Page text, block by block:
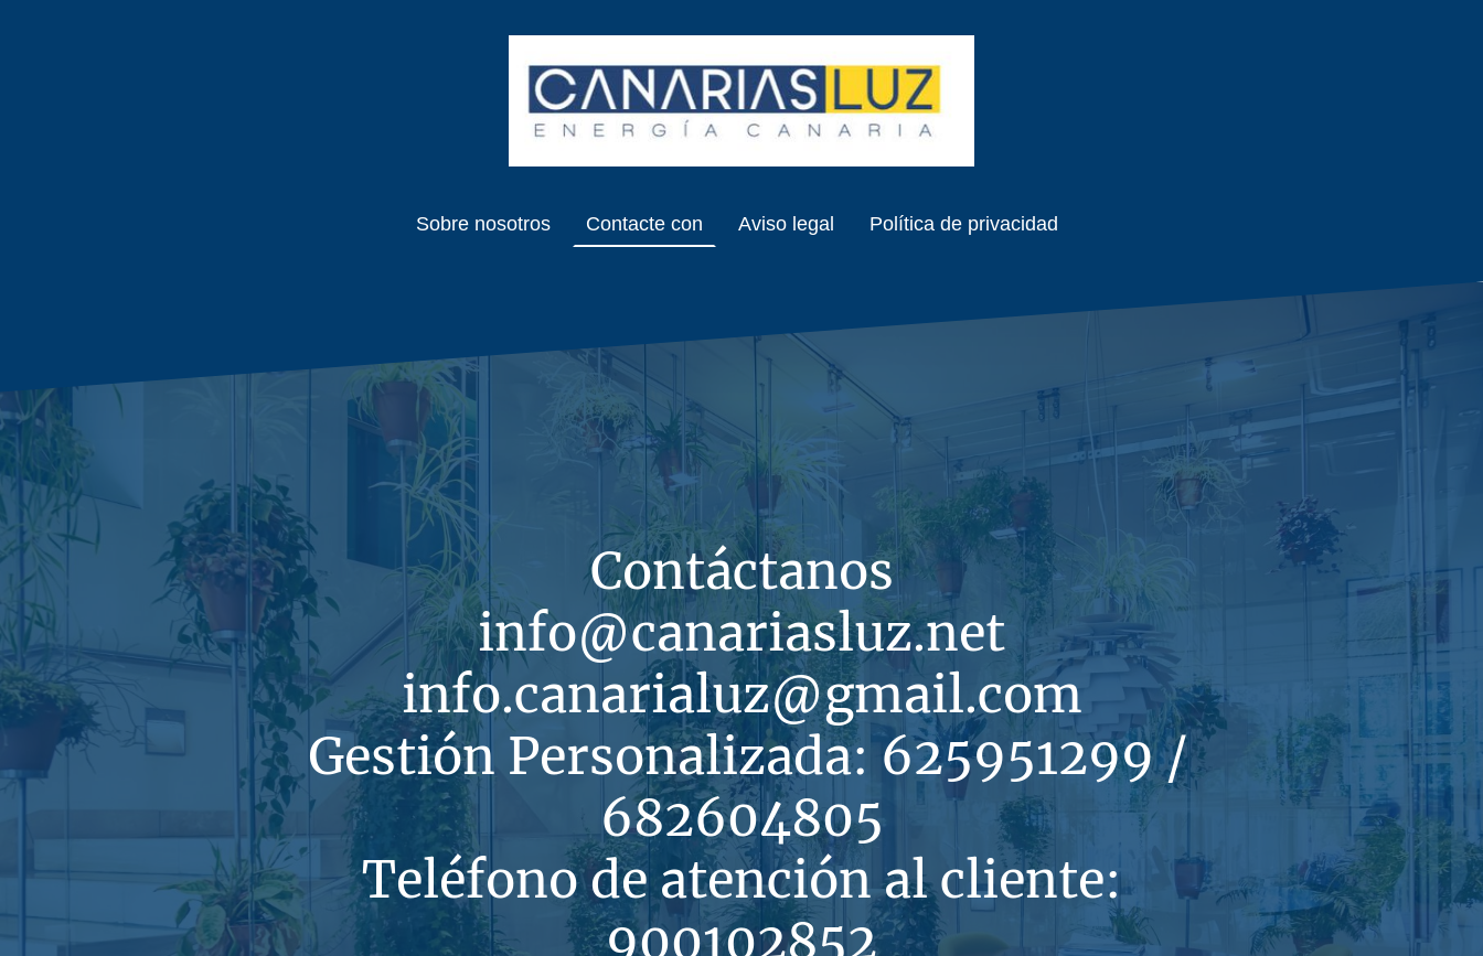
Sobre nosotros Contacte con Aviso legal Política de privacidad
Contáctanos
info@canariasluz.net
info.canarialuz@gmail.com
Gestión Personalizada: 625951299 /
682604805
Teléfono de atención al cliente:
900102852